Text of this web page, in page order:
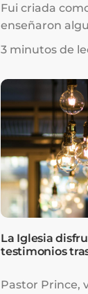
Fui criada
enseñaron
Pensaba que,
sobre eso o
ponía fin a mi
mi milagro, y
cero. También
tardaba o no
era suficiente.
3 minutos de
La Iglesia
testimonios
Pastor Prince,